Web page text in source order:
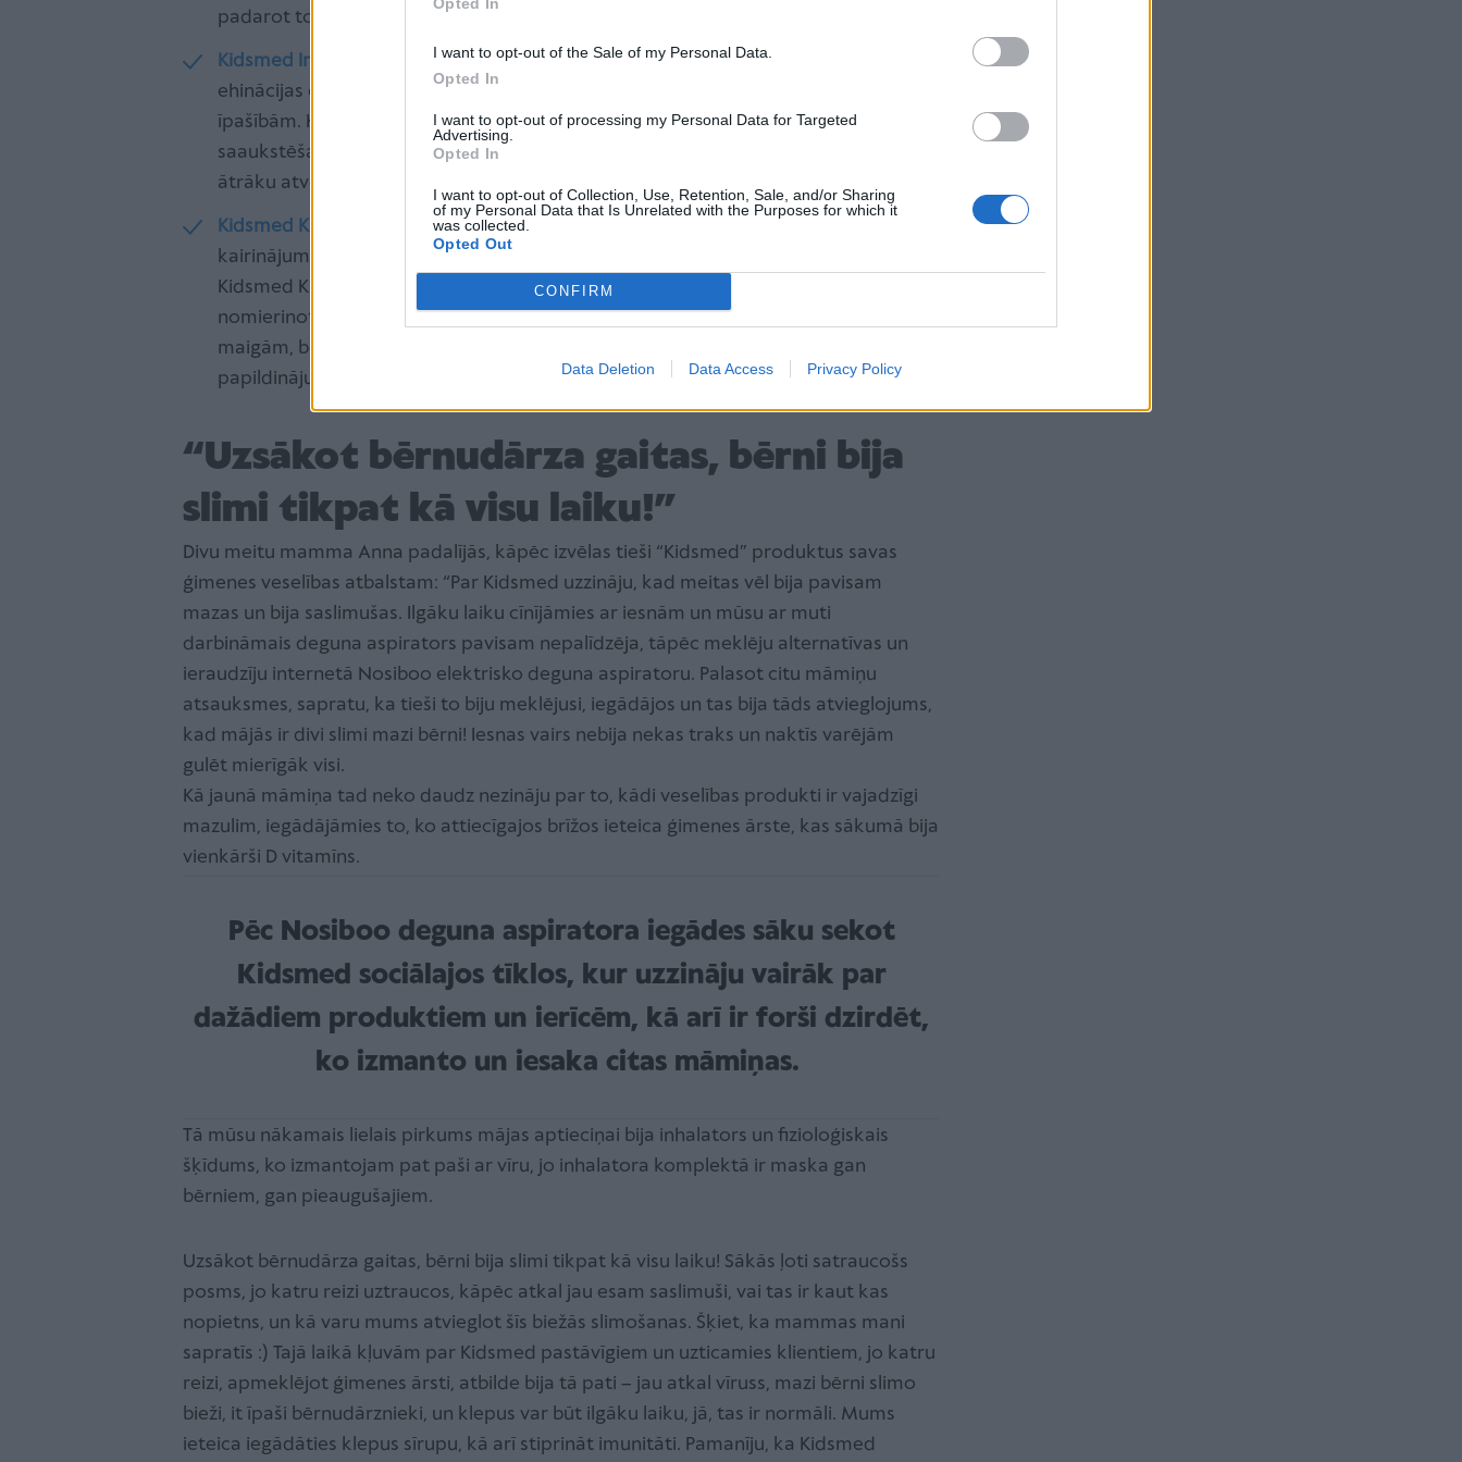
I want to opt-out of the Sale of my Personal Data.
Opted In
I want to opt-out of processing my Personal Data for Targeted
Advertising.
Opted In
I want to opt-out of Collection, Use, Retention, Sale, and/or Sharing
of my Personal Data that Is Unrelated with the Purposes for which it
was collected.
Opted Out
CONFIRM
Data Deletion Data Access Privacy Policy
padarot to par lielisku izvēli zīdaiņiem un maziem bērniem.
Kidsmed Immumed sīrups– dabīgs atbalsts imūnsistēmai. Šis sīrups ir veidots no
ehinācijas ekstrakta ar C vitamīnu, kas pazīstami ar imūnsistēmu atbalstošām
īpašībām. Kidsmed Immumed sīrups palīdz stiprināt organisma aizsargspējas pret
saaukstēšanās slimībām un infekcijām, samazināt slimību biežumu un veicināt
ātrāku atveseļošanos.
Kidsmed Kafmed klepus sīrups– nomierinošs līdzeklis pret klepus izraisīto kakla
kairinājumu. Kad bērniem rodas klepus, tas var būt neērti un traucēt miegu.
Kidsmed Kafmed klepus sīrups ir radīts, lai sniegtu dabisku atvieglojumu,
nomierinot kakla kairinājumu un mazinot klepus simptomus. Izgatavots no
maigām, bērniem draudzīgām un dabīgām sastāvdaļām, šis sīrups ir lielisks
papildinājums mājas aptieciņai gada aukstajos mēnešos.
“Uzsākot bērnudārza gaitas, bērni bija
slimi tikpat kā visu laiku!”
Divu meitu mamma Anna padalījās, kāpēc izvēlas tieši “Kidsmed” produktus savas
ģimenes veselības atbalstam: “Par Kidsmed uzzināju, kad meitas vēl bija pavisam
mazas un bija saslimušas. Ilgāku laiku cīnījāmies ar iesnām un mūsu ar muti
darbināmais deguna aspirators pavisam nepalīdzēja, tāpēc meklēju alternatīvas un
ieraudzīju internetā Nosiboo elektrisko deguna aspiratoru. Palasot citu māmiņu
atsauksmes, sapratu, ka tieši to biju meklējusi, iegādājos un tas bija tāds atvieglojums,
kad mājās ir divi slimi mazi bērni! Iesnas vairs nebija nekas traks un naktīs varējām
gulēt mierīgāk visi.
Kā jaunā māmiņa tad neko daudz nezināju par to, kādi veselības produkti ir vajadzīgi
mazulim, iegādājāmies to, ko attiecīgajos brīžos ieteica ģimenes ārste, kas sākumā bija
vienkārši D vitamīns.
Pēc Nosiboo deguna aspiratora iegādes sāku sekot
Kidsmed sociālajos tīklos, kur uzzināju vairāk par
dažādiem produktiem un ierīcēm, kā arī ir forši dzirdēt,
ko izmanto un iesaka citas māmiņas.
Tā mūsu nākamais lielais pirkums mājas aptieciņai bija inhalators un fizioloģiskais
šķīdums, ko izmantojam pat paši ar vīru, jo inhalatora komplektā ir maska gan
bērniem, gan pieaugušajiem.
Uzsākot bērnudārza gaitas, bērni bija slimi tikpat kā visu laiku! Sākās ļoti satraucošs
posms, jo katru reizi uztraucos, kāpēc atkal jau esam saslimuši, vai tas ir kaut kas
nopietns, un kā varu mums atvieglot šīs biežās slimošanas. Šķiet, ka mammas mani
sapratīs :) Tajā laikā kļuvām par Kidsmed pastāvīgiem un uzticamies klientiem, jo katru
reizi, apmeklējot ģimenes ārsti, atbilde bija tā pati – jau atkal vīruss, mazi bērni slimo
bieži, it īpaši bērnudārznieki, un klepus var būt ilgāku laiku, jā, tas ir normāli. Mums
ieteica iegādāties klepus sīrupu, kā arī stiprināt imunitāti. Pamanīju, ka Kidsmed